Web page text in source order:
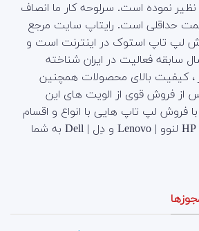
نموده است. سرلوحه کار ما انصاف
حداقلی است. رایتاپ سایت مرجع
لپ تاپ استوک در اینترنت است و
بیش از 10 سال سابقه فعالیت در ایران شناخته
، کیفیت بالای محصولات همچنین
از فروش قوی از الویت های این
با فروش لپ تاپ هایی با انواع و اقسام
برندهایی نظیر اچ پی | HP لنوو | Lenovo و دِل | Dell به شما